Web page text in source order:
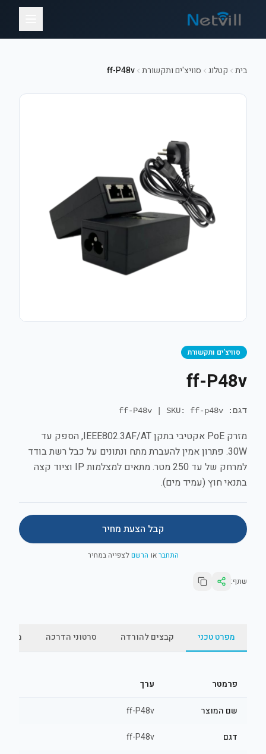
בית קטלוג סוויצ'ים ותקשורת ff-P48v
סוויצ'ים ותקשורת
ff-P48v
דגם: ff-P48v SKU: ff-p48v
מזרק PoE אקטיבי בתקן IEEE802.3AF/AT, הספק עד
30W. פתרון אמין להעברת מתח ונתונים על כבל רשת בודד
למרחק של עד 250 מטר. מתאים למצלמות IP וציוד קצה
בתנאי חוץ (עמיד מים).
קבל הצעת מחיר
התחבראו הרשםלצפייה במחיר
שתף:
מפרט טכני קבצים להורדה סרטוני הדרכה
פרמטר ערך
שם המוצר ff-P48v
דגם ff-P48v